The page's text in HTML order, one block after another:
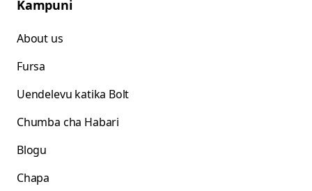
Kampuni
About us
Fursa
Uendelevu katika Bolt
Chumba cha Habari
Blogu
Chapa